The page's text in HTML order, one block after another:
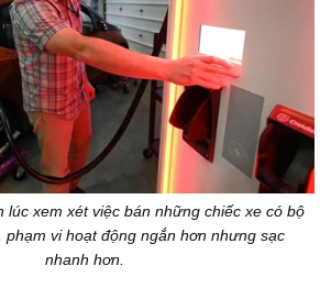
lúc xem xét việc bán những chiếc xe có bộ
phạm vi hoạt động ngắn hơn nhưng sạc
nhanh hơn.